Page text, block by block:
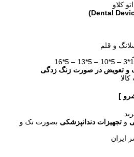
کلاو
و قلم
]
و تجهیزات دندانپزشکی بصورت تک و
ایران